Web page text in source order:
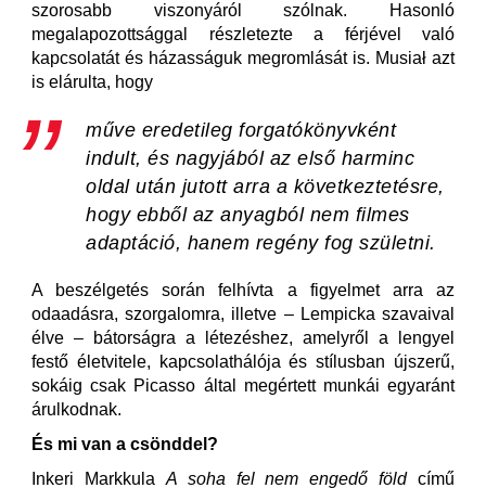
szorosabb viszonyáról szólnak. Hasonló
megalapozottsággal részletezte a férjével való
kapcsolatát és házasságuk megromlását is. Musiał azt
is elárulta, hogy
műve eredetileg forgatókönyvként
indult, és nagyjából az első harminc
oldal után jutott arra a következtetésre,
hogy ebből az anyagból nem filmes
adaptáció, hanem regény fog születni.
A beszélgetés során felhívta a figyelmet arra az
odaadásra, szorgalomra, illetve ‒ Lempicka szavaival
élve ‒ bátorságra a létezéshez, amelyről a lengyel
festő életvitele, kapcsolathálója és stílusban újszerű,
sokáig csak Picasso által megértett munkái egyaránt
árulkodnak.
És mi van a csönddel?
Inkeri Markkula A soha fel nem engedő földcímű